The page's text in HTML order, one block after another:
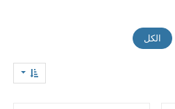
الكل